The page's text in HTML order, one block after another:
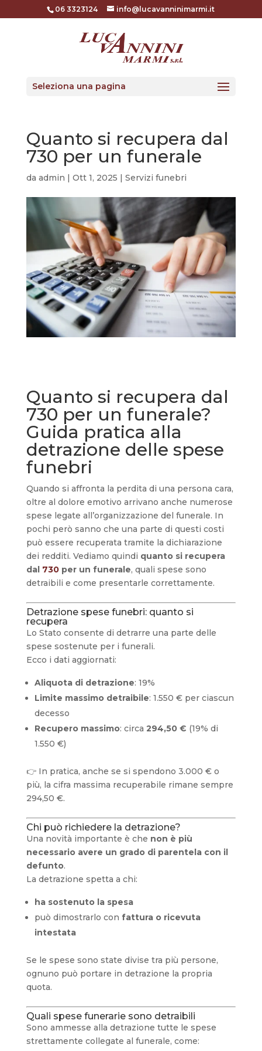
06 3323124 info@lucavanninimarmi.it
Seleziona una pagina
Quanto si recupera dal
730 per un funerale
da admin | Ott 1, 2025 | Servizi funebri
Quanto si recupera dal
730 per un funerale?
Guida pratica alla
detrazione delle spese
funebri
Quando si affronta la perdita di una persona cara,
oltre al dolore emotivo arrivano anche numerose
spese legate all’organizzazione del funerale. In
pochi però sanno che una parte di questi costi
può essere recuperata tramite la dichiarazione
dei redditi. Vediamo quindi quanto si recupera
dal 730per un funerale, quali spese sono
detraibili e come presentarle correttamente.
Detrazione spese funebri: quanto si
recupera
Lo Stato consente di detrarre una parte delle
spese sostenute per i funerali.
Ecco i dati aggiornati:
Aliquota di detrazione: 19%
Limite massimo detraibile: 1.550 € per ciascun
decesso
Recupero massimo: circa 294,50 € (19% di
1.550 €)
👉 In pratica, anche se si spendono 3.000 € o
più, la cifra massima recuperabile rimane sempre
294,50 €.
Chi può richiedere la detrazione?
Una novità importante è che non è più
necessario avere un grado di parentela con il
defunto.
La detrazione spetta a chi:
ha sostenuto la spesa
può dimostrarlo con fattura o ricevuta
intestata
Se le spese sono state divise tra più persone,
ognuno può portare in detrazione la propria
quota.
Quali spese funerarie sono detraibili
Sono ammesse alla detrazione tutte le spese
strettamente collegate al funerale, come: